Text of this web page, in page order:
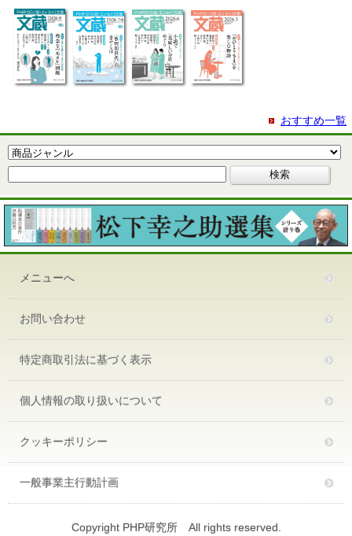
おすすめ一覧
メニューへ
お問い合わせ
特定商取引法に基づく表示
個人情報の取り扱いについて
クッキーポリシー
一般事業主行動計画
Copyright PHP研究所 All rights reserved.